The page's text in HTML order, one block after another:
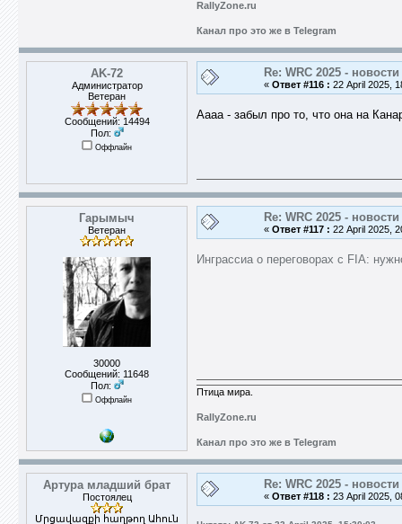
RallyZone.ru
Канал про это же в Telegram
AK-72
Администратор
Ветеран
Сообщений: 14494
Пол:
Оффлайн
Re: WRC 2025 -
« Ответ #116 : 22 April 2025,
Аааа - забыл про то, что она на
Гарымыч
Ветеран
30000
Сообщений: 11648
Пол:
Оффлайн
Re: WRC 2025 -
« Ответ #117 : 22 April 2025,
Инграссиа о переговорах с FIA:
Птица мира.
RallyZone.ru
Канал про это же в Telegram
Артура младший брат
Постоялец
Մրցավազքի հաղթող Ահուն
Re: WRC 2025 -
« Ответ #118 : 23 April 2025,